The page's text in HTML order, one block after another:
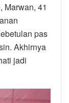
Marwan, 41
pas
Akhirnya
jadi